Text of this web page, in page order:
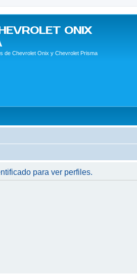
ONIX
de Chevrolet Onix y Chevrolet Prisma
para ver perfiles.